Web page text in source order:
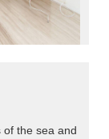
of the sea and